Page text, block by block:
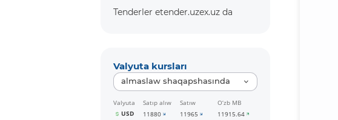
Tenderler etender.uzex.uz da
Valyuta kursları
almaslaw shaqapshasında
Valyuta Satıp alıw Satıw
O‘zb MB
USD
11880 11965
11915.64